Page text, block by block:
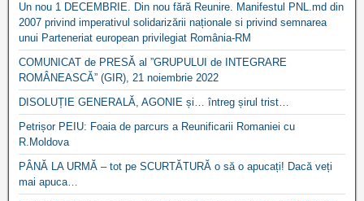
Un nou 1 DECEMBRIE. Din nou fără Reunire. Manifestul PNL.md din
2007 privind imperativul solidarizării naționale si privind semnarea
unui Parteneriat european privilegiat România-RM
COMUNICAT de PRESĂ al ”GRUPULUI de INTEGRARE
ROMÂNEASCĂ” (GIR), 21 noiembrie 2022
DISOLUȚIE GENERALĂ, AGONIE și… întreg șirul trist…
Petrișor PEIU: Foaia de parcurs a Reunificarii Romaniei cu
R.Moldova
PÂNĂ LA URMĂ – tot pe SCURTĂTURĂ o să o apucați! Dacă veți
mai apuca…